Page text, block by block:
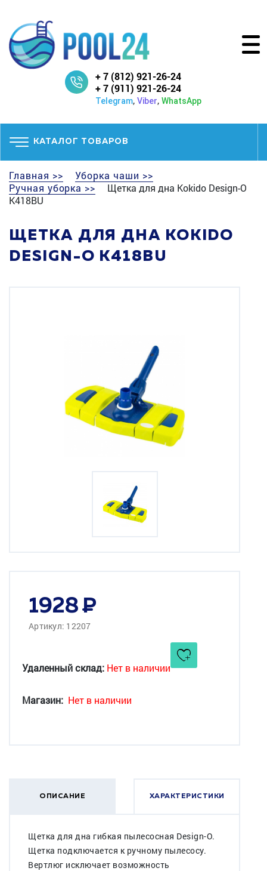
+ 7 (812) 921-26-24
+ 7 (911) 921-26-24
Telegram, Viber, WhatsApp
КАТАЛОГ ТОВАРОВ
Главная >>
Уборка чаши >>
Ручная уборка >>
Щетка для дна Kokido Design-O
K418BU
ЩЕТКА ДЛЯ ДНА KOKIDO
DESIGN-O K418BU
1928
Артикул: 12207
Удаленный склад: Нет в наличии
Магазин: Нет в наличии
ОПИСАНИЕ ХАРАКТЕРИСТИКИ
Щетка для дна гибкая пылесосная Design-O.
Щетка подключается к ручному пылесосу.
Вертлюг исключает возможность